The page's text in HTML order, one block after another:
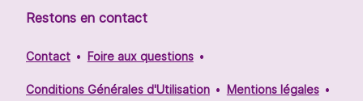
Restons en contact
Contact Foire aux questions
Conditions Générales d'Utilisation Mentions légales